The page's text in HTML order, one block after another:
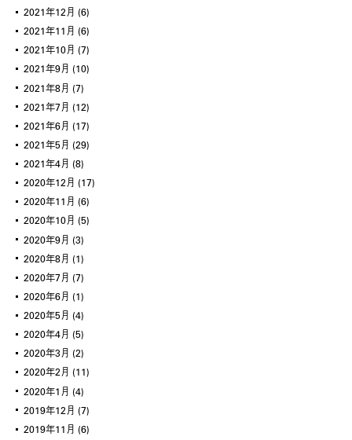
2021年12月 (6)
2021年11月 (6)
2021年10月 (7)
2021年9月 (10)
2021年8月 (7)
2021年7月 (12)
2021年6月 (17)
2021年5月 (29)
2021年4月 (8)
2020年12月 (17)
2020年11月 (6)
2020年10月 (5)
2020年9月 (3)
2020年8月 (1)
2020年7月 (7)
2020年6月 (1)
2020年5月 (4)
2020年4月 (5)
2020年3月 (2)
2020年2月 (11)
2020年1月 (4)
2019年12月 (7)
2019年11月 (6)